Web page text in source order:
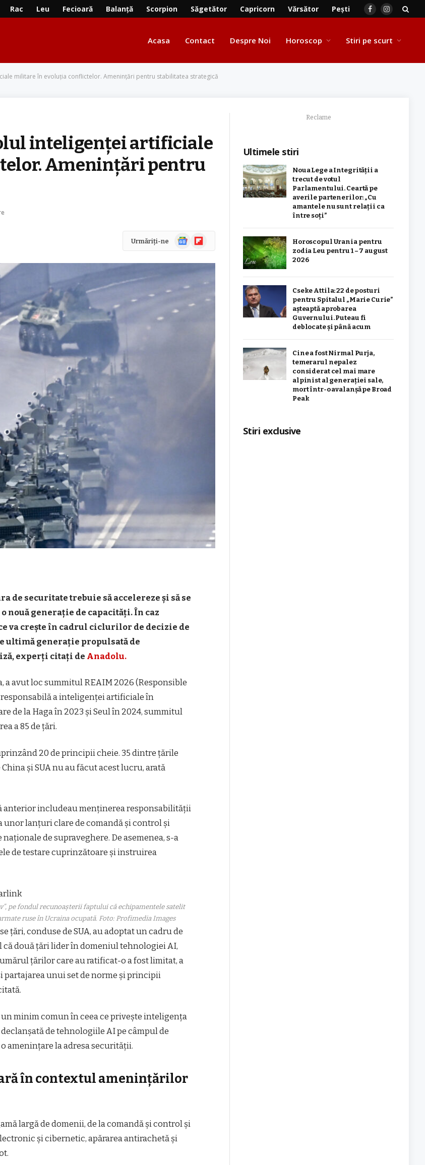
Rac Leu Fecioară Balanță Scorpion Săgetător Capricorn Vărsător Pești FacebookInstagram
Acasa Contact Despre Noi Horoscop Stiri pe scurt
militare în evoluția conflictelor. Amenințări pentru stabilitatea strategică
inteligenței artificiale
Amenințări pentru
Urmăriți-ne
Știri
Google
Flipboard
de securitate trebuie să accelereze și să se
nouă generație de capacități. În caz
crește în cadrul ciclurilor de decizie de
ultimă generație propulsată de
experți citați de Anadolu.
a avut loc summitul REAIM 2026 (Responsible
a inteligenței artificiale în
de la Haga în 2023 și Seul în 2024, summitul
a 85 de țări.
20 de principii cheie. 35 dintre țările
și SUA nu au făcut acest lucru, arată
includeau menținerea responsabilității
unor lanțuri clare de comandă și control și
de supraveghere. De asemenea, s-a
de testare cuprinzătoare și instruirea
pe fondul recunoașterii faptului că echipamentele satelit
ruse în Ucraina ocupată. Foto: Profimedia Images
țări, conduse de SUA, au adoptat un cadru de
două țări lider în domeniul tehnologiei AI,
țărilor care au ratificat-o a fost limitat, a
partajarea unui set de norme și principii
minim comun în ceea ce privește inteligența
de tehnologiile AI pe câmpul de
amenințare la adresa securității.
în contextul amenințărilor
largă de domenii, de la comandă și control și
și cibernetic, apărarea antirachetă și
Reclame
Ultimele stiri
Noua Lege a Integrității a
trecut de votul
Parlamentului. Ceartă pe
averile partenerilor: „Cu
amantele nu sunt relații ca
între soți”
Horoscopul Urania pentru
zodia Leu pentru 1 – 7 august
2026
Cseke Attila: 22 de posturi
pentru Spitalul „Marie Curie”
așteaptă aprobarea
Guvernului. Puteau fi
deblocate și până acum
Cine a fost Nirmal Purja,
temerarul nepalez
considerat cel mai mare
alpinist al generației sale,
mort într-o avalanșă pe Broad
Peak
Stiri exclusive